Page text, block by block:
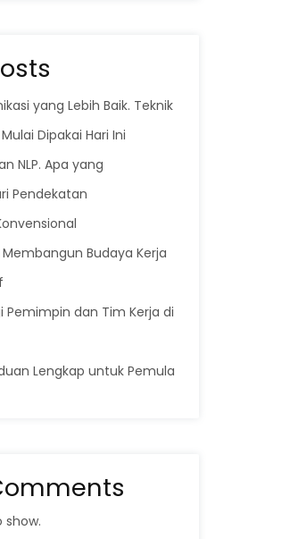
yang Lebih Baik. Teknik
Dipakai Hari Ini
NLP. Apa yang
Pendekatan
Membangun Budaya Kerja
Pemimpin dan Tim Kerja di
Lengkap untuk Pemula